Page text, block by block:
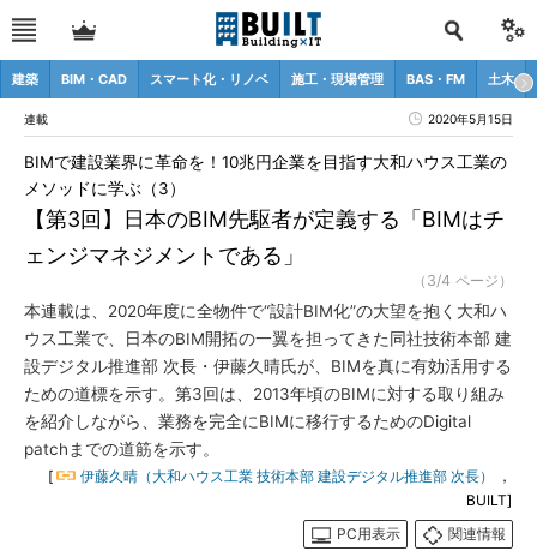
建築 BIM・CAD スマート化・リノベ 施工・現場管理 BAS・FM 土木
連載 2020年5月15日
【第3回】日本のBIM先駆者が定義する「BIMはチ
ェンジマネジメントである」
BIMで建設業界に革命を！10兆円企業を目指す大和ハウス工業の
メソッドに学ぶ（3）
（3/4 ページ）
本連載は、2020年度に全物件で“設計BIM化”の大望を抱く大和ハ
ウス工業で、日本のBIM開拓の一翼を担ってきた同社技術本部 建
設デジタル推進部 次長・伊藤久晴氏が、BIMを真に有効活用する
ための道標を示す。第3回は、2013年頃のBIMに対する取り組み
を紹介しながら、業務を完全にBIMに移行するためのDigital
patchまでの道筋を示す。
[ 伊藤久晴（大和ハウス工業 技術本部 建設デジタル推進部 次長）
，
BUILT]
PC用表示
関連情報